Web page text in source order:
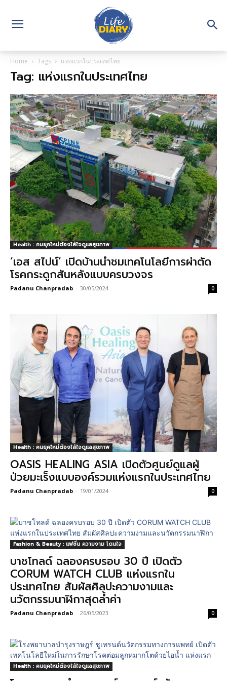
Home Tags แห่งแรกในประเทศไทย
Tag: แห่งแรกในประเทศไทย
Health : คนยุคใหม่ต้องใส่ใจดูแลสุขภาพ
‘เอส สไปน์’ เปิดบ้านนำชมเทคโนโลยีการผ่าตัด
โรคกระดูกสันหลังแบบครบวงจร
Padanu Chanpradab - 30/05/2024 0
Health : คนยุคใหม่ต้องใส่ใจดูแลสุขภาพ
OASIS HEALING ASIA เปิดตัวศูนย์ดูแลผู้
ป่วยมะเร็งแบบองค์รวมแห่งแรกในประเทศไทย
Padanu Chanpradab - 19/01/2024 0
Fashion & Beauty : แฟชั่น ความงาม โดนใจ
บาชโทลด์ ฉลองครบรอบ 30 ปี เปิดตัว
CORUM WATCH CLUB แห่งแรกใน
ประเทศไทย สัมผัสศิลปะความงามและ
นวัตกรรมนาฬิกาสุดล้ำค่า
Padanu Chanpradab - 26/05/2023 0
Health : คนยุคใหม่ต้องใส่ใจดูแลสุขภาพ